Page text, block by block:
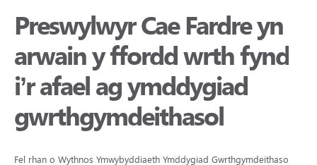
Preswylwyr Cae Fardre yn
arwain y ffordd wrth fynd
i’r afael ag ymddygiad
gwrthgymdeithasol
Fel rhan o Wythnos Ymwybyddiaeth Ymddygiad Gwrthgymdeithasol,